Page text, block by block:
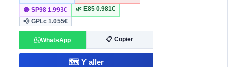
🟣 SP981.993€ 🌿 E85 0.981€
💨 GPLc1.055€
WhatsApp 📋 Copier
🗺️ Y aller